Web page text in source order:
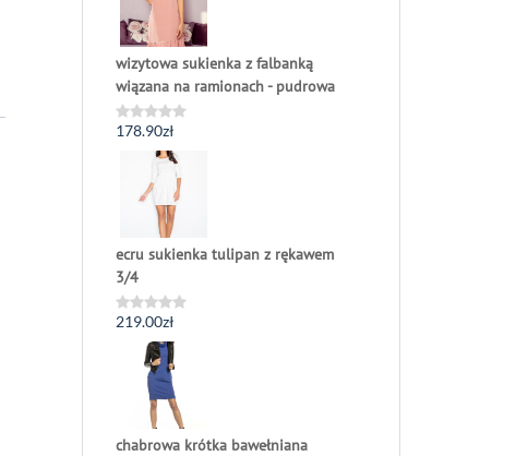
wizytowa sukienka z falbanką
wiązana na ramionach - pudrowa
Oceniono
178.90zł
ecru sukienka tulipan z rękawem
3/4
Oceniono
219.00zł
chabrowa krótka bawełniana